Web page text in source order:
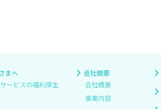
まへ
ービスの福利厚生
会社概要
会社概要
事業内容